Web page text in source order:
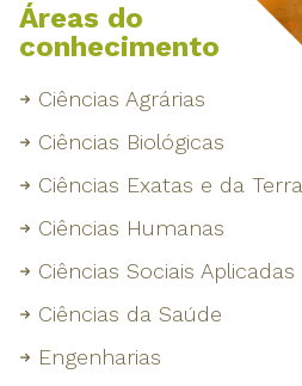
Áreas do
conhecimento
Ciências Agrárias
Ciências Biológicas
Ciências Exatas e da Terra
Ciências Humanas
Ciências Sociais Aplicadas
Ciências da Saúde
Engenharias